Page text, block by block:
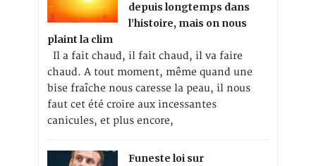
depuis longtemps dans
l’histoire, mais on nous
plaint la clim
Il a fait chaud, il fait chaud, il va faire
chaud. A tout moment, même quand une
bise fraîche nous caresse la peau, il nous
faut cet été croire aux incessantes
canicules, et plus encore,
Funeste loi sur